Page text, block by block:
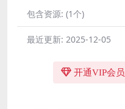
包含资源: (1个)
最近更新: 2025-12-05
开通VIP会员